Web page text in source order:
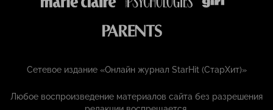
Сетевое издание «Онлайн журнал StarHit (СтарХит)»
Любое воспроизведение материалов сайта без разрешения